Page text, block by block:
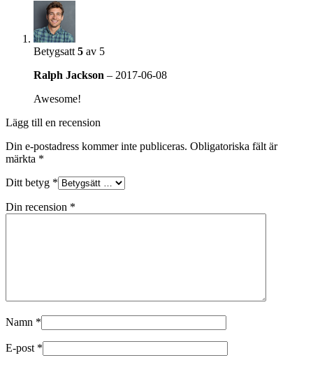
Betygsatt 5 av 5
Ralph Jackson – 2017-06-08
Awesome!
Lägg till en recension
Din e-postadress kommer inte publiceras. Obligatoriska fält är
märkta *
Ditt betyg *
Din recension *
Namn *
E-post *